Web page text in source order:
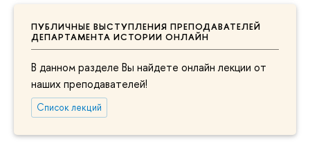
ПУБЛИЧНЫЕ ВЫСТУПЛЕНИЯ ПРЕПОДАВАТЕЛЕЙ
ДЕПАРТАМЕНТА ИСТОРИИ ОНЛАЙН
В данном разделе Вы найдете онлайн лекции от
наших преподавателей!
Список лекций